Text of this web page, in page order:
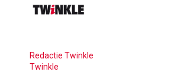
Redactie Twinkle
Twinkle